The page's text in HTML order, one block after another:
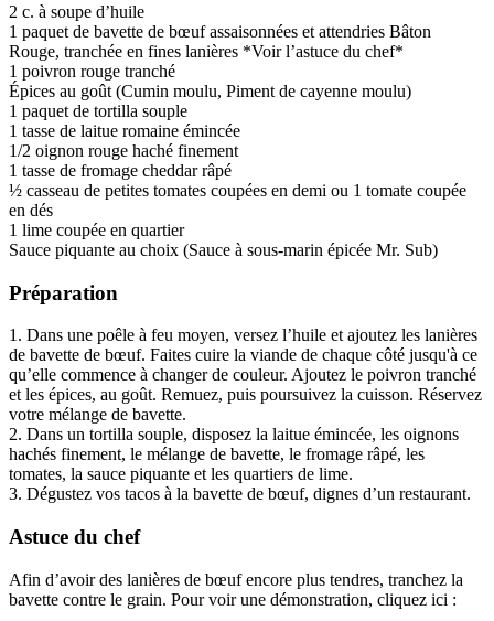
2 c. à soupe d’huile
1 paquet de bavette de bœuf assaisonnées et attendries Bâton
Rouge, tranchée en fines lanières *Voir l’astuce du chef*
1 poivron rouge tranché
Épices au goût (Cumin moulu, Piment de cayenne moulu)
1 paquet de tortilla souple
1 tasse de laitue romaine émincée
1/2 oignon rouge haché finement
1 tasse de fromage cheddar râpé
½ casseau de petites tomates coupées en demi ou 1 tomate coupée
en dés
1 lime coupée en quartier
Sauce piquante au choix (Sauce à sous-marin épicée Mr. Sub)
Préparation
1. Dans une poêle à feu moyen, versez l’huile et ajoutez les lanières
de bavette de bœuf. Faites cuire la viande de chaque côté jusqu'à ce
qu’elle commence à changer de couleur. Ajoutez le poivron tranché
et les épices, au goût. Remuez, puis poursuivez la cuisson. Réservez
votre mélange de bavette.
2. Dans un tortilla souple, disposez la laitue émincée, les oignons
hachés finement, le mélange de bavette, le fromage râpé, les
tomates, la sauce piquante et les quartiers de lime.
3. Dégustez vos tacos à la bavette de bœuf, dignes d’un restaurant.
Astuce du chef
Afin d’avoir des lanières de bœuf encore plus tendres, tranchez la
bavette contre le grain. Pour voir une démonstration, cliquez ici :